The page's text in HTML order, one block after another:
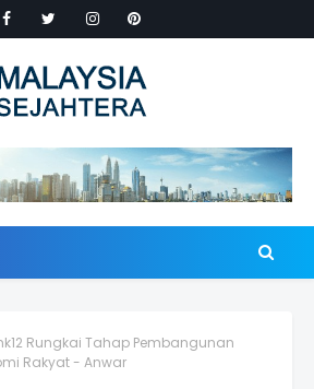
Rungkai Tahap Pembangunan
Rakyat - Anwar